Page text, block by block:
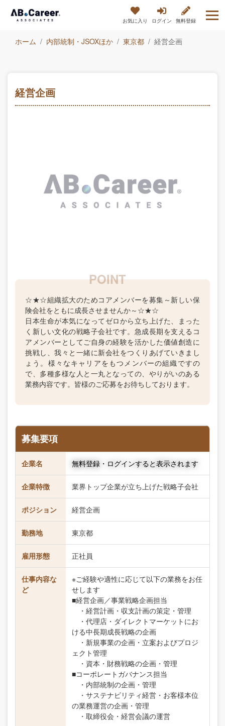
お気に入り ログイン 無料登録
ホーム 内部統制・JSOXほか 東京都 経営企画
経営企画
☆★☆組織拡大のためコアメンバーを募集～新しい保
険会社をともに成長させませんか～☆★☆
日本生命が本気になってゼロから立ち上げた、まった
く新しい文化の戦略子会社です。急成長期を支えるコ
アメンバーとしてご自身の経験を活かした価値創造に
挑戦し、我々と一緒に新会社をつくりあげていきまし
ょう。様々なキャリアをもつメンバーの組織ですの
で、多種多様な人と一丸となっての、やりがいのある
業務内容です。皆様のご応募をお待ちしております。
募集要項
企業名 無料登録・ログインすると表示されます
企業特徴 業界トップ企業が立ち上げた戦略子会社
ポジション 経営企画
勤務地 東京都
雇用形態 正社員
仕事内容な
ど
※ご経験や適性に応じて以下の業務をお任
せします
■経営企画／事業戦略企画担当
・経営計画・収支計画の策定・管理
・代理店・ダイレクトマーケットにお
ける中長期成長戦略の企画
・新規事業の企画・立案およびプロジ
ェクト管理
・資本・財務戦略の企画・管理
■コーポレートガバナンス担当
・内部統制の企画・管理
・サステナビリティ経営・お客様本位
の業務運営の企画・管理
・取締役会・経営会議の運営